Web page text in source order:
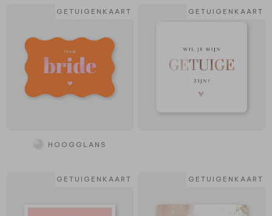
GETUIGENKAART
HOOGGLANS
GETUIGENKAART
GETUIGENKAART GETUIGENKAART